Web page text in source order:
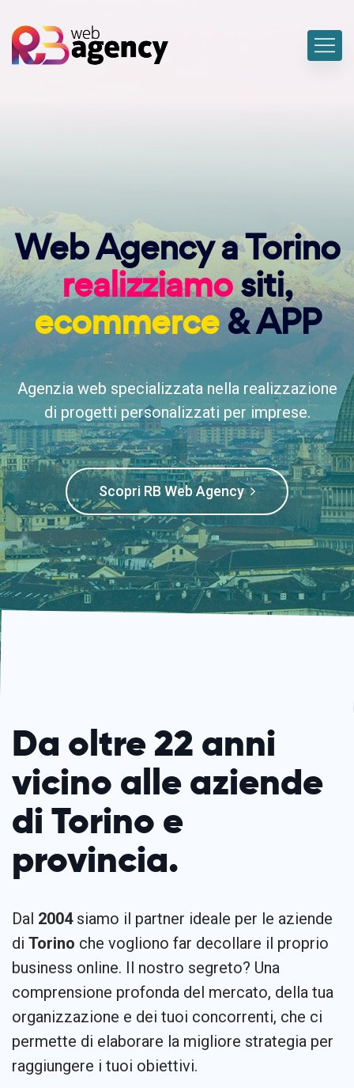
Web Agency a Torino
realizziamositi,
ecommerce& APP
Agenzia web specializzata nella realizzazione
di progetti personalizzati per imprese.
Scopri RB Web Agency
Da oltre 22 anni
vicino alle aziende
di Torino e
provincia.
Dal 2004siamo il partner ideale per le aziende
di Torino che vogliono far decollare il proprio
business online. Il nostro segreto? Una
comprensione profonda del mercato, della tua
organizzazione e dei tuoi concorrenti, che ci
permette di elaborare la migliore strategia per
raggiungere i tuoi obiettivi.